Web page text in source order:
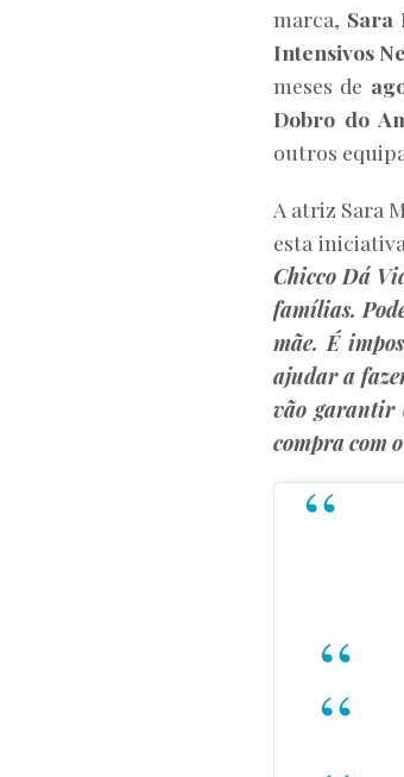
marca, Sara
Intensivos
meses de
Dobro do
outros
A atriz Sara
esta
Chicco Dá
famílias.
mãe. É
ajudar a
vão garantir
compra com